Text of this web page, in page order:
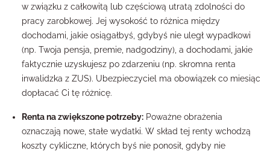
w związku z całkowitą lub częściową utratą zdolności do
pracy zarobkowej. Jej wysokość to różnica między
dochodami, jakie osiągałbyś, gdybyś nie uległ wypadkowi
(np. Twoja pensja, premie, nadgodziny), a dochodami, jakie
faktycznie uzyskujesz po zdarzeniu (np. skromna renta
inwalidzka z ZUS). Ubezpieczyciel ma obowiązek co miesiąc
dopłacać Ci tę różnicę.
Renta na zwiększone potrzeby: Poważne obrażenia
oznaczają nowe, stałe wydatki. W skład tej renty wchodzą
koszty cykliczne, których byś nie ponosił, gdyby nie